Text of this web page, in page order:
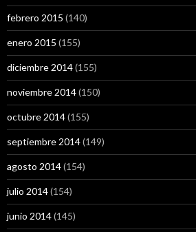
febrero 2015 (140)
enero 2015 (155)
diciembre 2014(155)
noviembre 2014(150)
octubre 2014(155)
septiembre 2014(149)
agosto 2014(154)
julio 2014(154)
junio 2014(145)